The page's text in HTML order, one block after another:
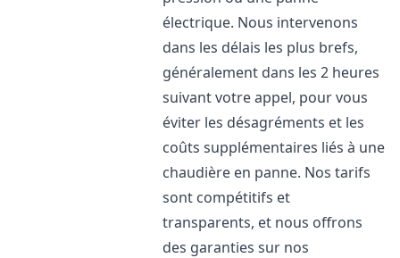
électrique. Nous intervenons
dans les délais les plus brefs,
généralement dans les 2 heures
suivant votre appel, pour vous
éviter les désagréments et les
coûts supplémentaires liés à une
chaudière en panne. Nos tarifs
sont compétitifs et
transparents, et nous offrons
des garanties sur nos